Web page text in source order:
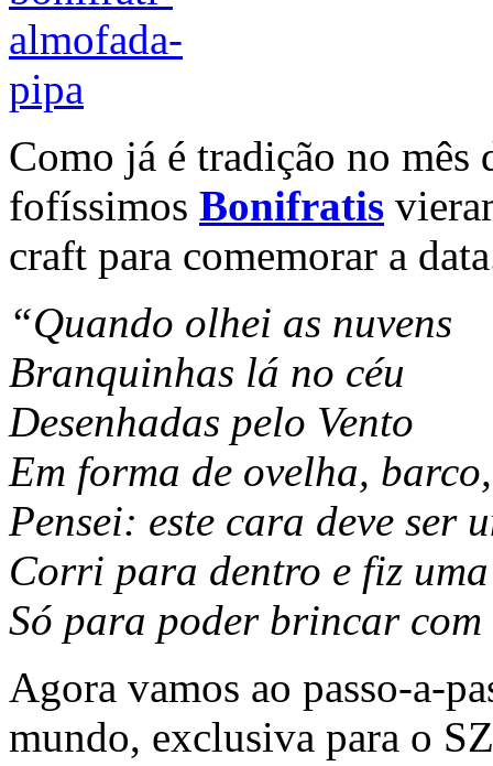
Como já é tradição no mês
fofíssimos Bonifratis
craft para comemorar a
“Quando olhei as nuvens
Branquinhas lá no céu
Desenhadas pelo Vento
Em forma de ovelha,
Pensei: este cara deve ser
Corri para dentro e fiz
Só para poder brincar
Agora vamos ao passo-a-
mundo, exclusiva para o